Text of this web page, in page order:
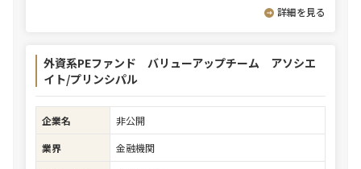
詳細を見る
外資系PEファンド バリューアップチーム アソシエ
イト/プリンシパル
企業名
非公開
業界
金融機関